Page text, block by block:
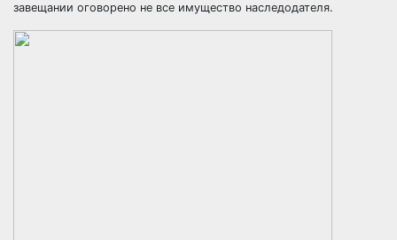
завещании оговорено не все имущество наследодателя.